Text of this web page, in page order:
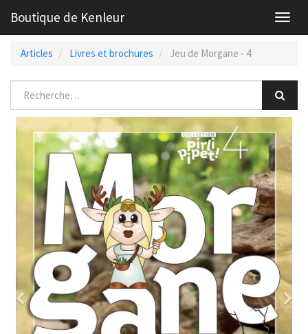
Boutique de Kenleur
Articles Livres et brochures Jeu de Morgane - 4
Previous